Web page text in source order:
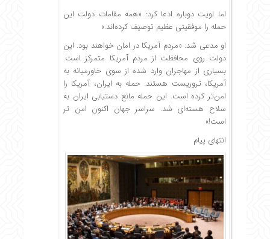
اما لویت دوباره ادعا کرد: «همه مقامات دولت این
حمله را موفقیتی عظیم توصیف کرده‌اند.»
او مدعی شد: «مردم آمریکا در امان خواهند بود. این
دولت روی محافظت از مردم آمریکا متمرکز است.
بسیاری از مهاجران وارد شده از سوی خاورمیانه به
آمریکا، تروریست هستند. حمله به ایران، آمریکا را
امن‌تر کرده است. این حمله مانع دستیابی ایران به
سلاح هسته‌ای شد. سراسر جهان اکنون امن تر
است!»
انتهای پیام